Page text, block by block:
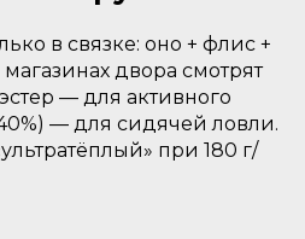
в связке: оно + флис +
двора смотрят
— для активного
— для сидячей ловли.
при 180 г/